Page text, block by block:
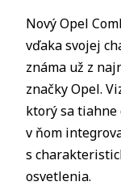
Nový Opel
vďaka svojej
známa už z
značky Opel.
ktorý sa tiahne
v ňom
s
osvetlenia.